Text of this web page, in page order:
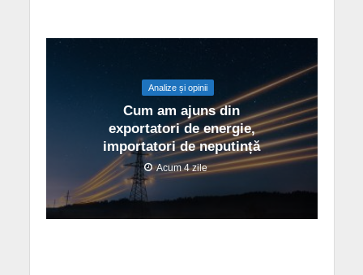
Analize și opinii
Cum am ajuns din
exportatori de energie,
importatori de neputință
Acum 4 zile